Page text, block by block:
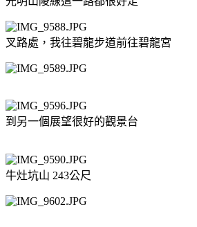
叉路處，我往碧龍步道前往碧龍宮
到另一個展望很好的觀景台
牛灶坑山 243公尺